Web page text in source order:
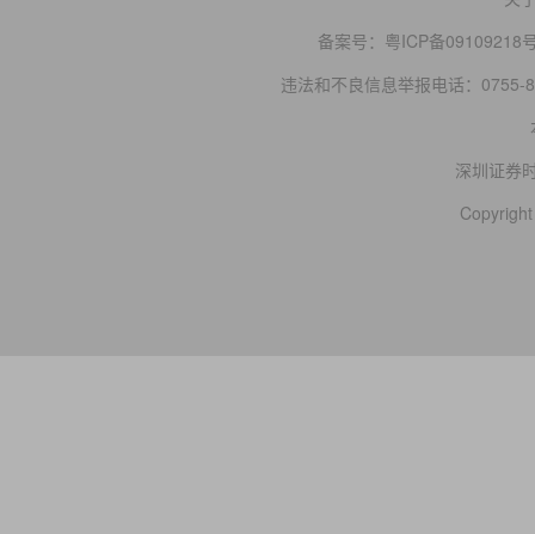
备案号： 粤ICP备09109218
违法和不良信息举报电话：0755-
深圳证券